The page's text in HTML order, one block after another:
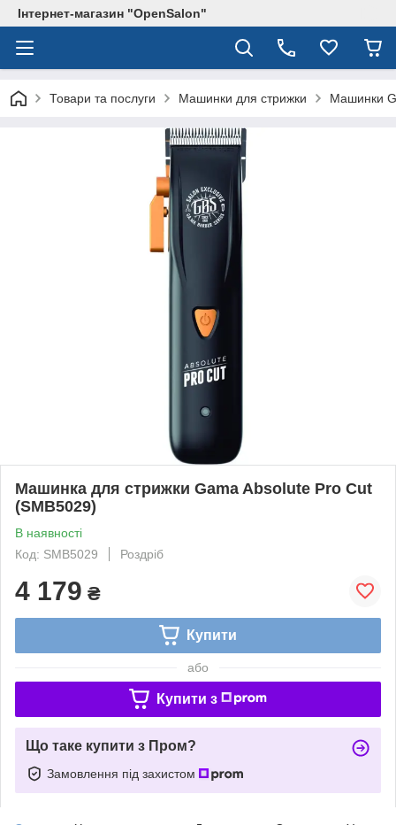
Інтернет-магазин "OpenSalon"
Товари та послуги Машинки для стрижки Машинки
Машинка для стрижки Gama Absolute Pro Cut
(SMB5029)
В наявності
Код: SMB5029
Роздріб
4 179 ₴
Купити
або
Купити з
Що таке купити з Пром?
Замовлення під захистом